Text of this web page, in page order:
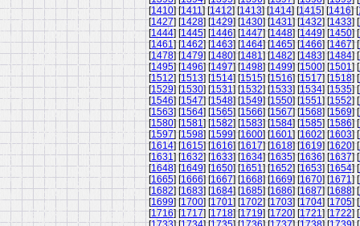
[1410] [1411] [1412] [1413] [1414] [1415] [1416] [
[1427] [1428] [1429] [1430] [1431] [1432] [1433] [
[1444] [1445] [1446] [1447] [1448] [1449] [1450] [
[1461] [1462] [1463] [1464] [1465] [1466] [1467] [
[1478] [1479] [1480] [1481] [1482] [1483] [1484] [
[1495] [1496] [1497] [1498] [1499] [1500] [1501] [
[1512] [1513] [1514] [1515] [1516] [1517] [1518] [
[1529] [1530] [1531] [1532] [1533] [1534] [1535] [
[1546] [1547] [1548] [1549] [1550] [1551] [1552] [
[1563] [1564] [1565] [1566] [1567] [1568] [1569] [
[1580] [1581] [1582] [1583] [1584] [1585] [1586] [
[1597] [1598] [1599] [1600] [1601] [1602] [1603] [
[1614] [1615] [1616] [1617] [1618] [1619] [1620] [
[1631] [1632] [1633] [1634] [1635] [1636] [1637] [
[1648] [1649] [1650] [1651] [1652] [1653] [1654] [
[1665] [1666] [1667] [1668] [1669] [1670] [1671] [
[1682] [1683] [1684] [1685] [1686] [1687] [1688] [
[1699] [1700] [1701] [1702] [1703] [1704] [1705] [
[1716] [1717] [1718] [1719] [1720] [1721] [1722] [